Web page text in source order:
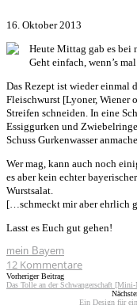
16. Oktober 2013
Heute Mittag gab es bei
Geht einfach, wenn’s
Das Rezept ist wieder einmal
Fleischwurst [Lyoner, Wiener
Streifen schneiden. In eine
Essiggurken und
Schuss Gurkenwasser
Wer mag, kann auch noch
es aber kein echter
Wurstsalat.
[…schmeckt mir aber ehrlich
Lasst es Euch gut gehen!
mein Bayern
12 Kommentare
Vorheriger Beitrag
Das Tolle an der Schwangerschaft
Ein Design für